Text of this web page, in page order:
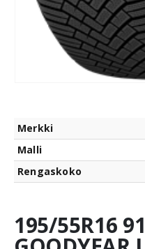
Merkki
Malli
Rengaskoko
195/55R16